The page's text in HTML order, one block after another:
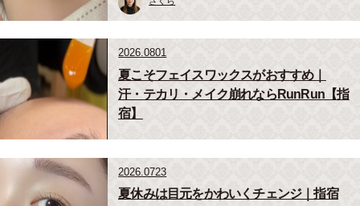
2026.0801
夏こそフェイスワックスがおすすめ｜
汗・テカリ・メイク崩れならRunRun【指
宿】
2026.0723
夏休みは目元をかわいくチェンジ｜指宿